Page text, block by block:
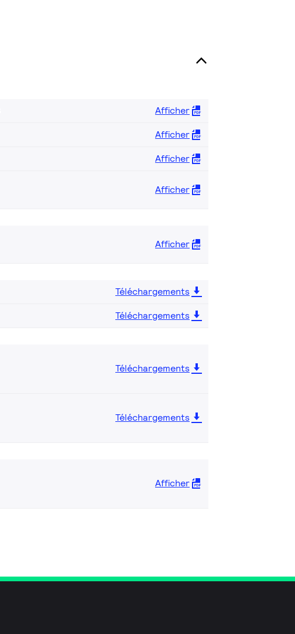
Afficher
Afficher
Afficher
Afficher
Afficher
Téléchargements
Téléchargements
Téléchargements
Téléchargements
Afficher